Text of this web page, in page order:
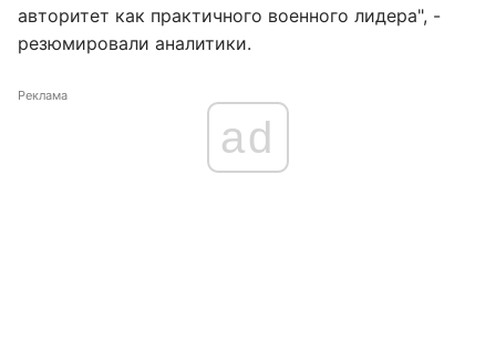
авторитет как практичного военного лидера", -
резюмировали аналитики.
Реклама
ad